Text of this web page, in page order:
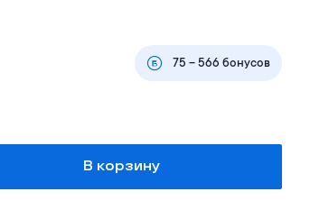
75 – 566 бонусов
В корзину